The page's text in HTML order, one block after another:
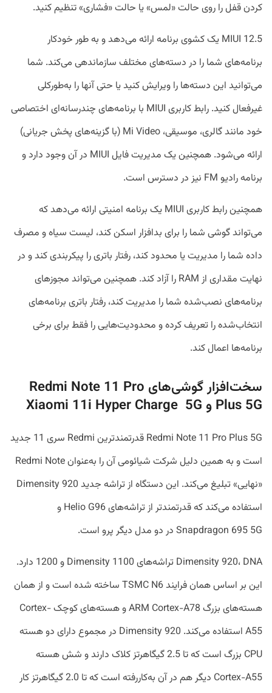
کردن قفل را روی حالت «لمس» یا حالت «فشاری» تنظیم کنید.
MIUI 12.5 یک کشوی برنامه ارائه می‌دهد و به طور خودکار
برنامه‌های شما را در دسته‌های مختلف سازماندهی می‌کند. شما
می‌توانید این دسته‌ها را ویرایش کنید یا حتی آنها را به‌طورکلی
غیرفعال کنید. رابط کاربری MIUI با برنامه‌های چندرسانه‌ای اختصاصی
خود مانند گالری، موسیقی، Mi Video (با گزینه‌های پخش جریانی)
ارائه می‌شود. همچنین یک مدیریت فایل MIUI در آن وجود دارد و
برنامه رادیو FM نیز در دسترس است.
همچنین رابط کاربری MIUI یک برنامه امنیتی ارائه می‌دهد که
می‌تواند گوشی شما را برای بدافزار اسکن کند، لیست سیاه و مصرف
داده شما را مدیریت یا محدود کند، رفتار باتری را پیکربندی کند و در
نهایت مقداری از RAM را آزاد کند. همچنین می‌تواند مجوزهای
برنامه‌های نصب‌شده شما را مدیریت کند، رفتار باتری برنامه‌های
انتخاب‌شده را تعریف کرده و محدودیت‌هایی را فقط برای برخی
برنامه‌ها اعمال کند.
سخت‌افزار گوشی‌های Redmi Note 11 Pro
Plus 5G و Xiaomi 11i Hyper Charge 5G
Redmi Note 11 Pro Plus 5G قدرتمندترین Redmi سری 11 جدید
است و به همین دلیل شرکت شیائومی آن را به‌عنوان Redmi Note
«نهایی» تبلیغ می‌کند. این دستگاه از تراشه جدید Dimensity 920
استفاده می‌کند که قدرتمندتر از تراشه‌های Helio G96 و
Snapdragon 695 5G در دو مدل دیگر پرو است.
Dimensity 920، DNA تراشه‌های Dimensity 1100 و 1200 دارد.
این بر اساس همان فرایند TSMC N6 ساخته شده است و از همان
هسته‌های بزرگ ARM Cortex-A78 و هسته‌های کوچک Cortex-
A55 استفاده می‌کند. Dimensity 920 در مجموع دارای دو هسته
CPU بزرگ است که تا 2.5 گیگاهرتز کلاک دارند و شش هسته
Cortex-A55 دیگر هم در آن به‌کاررفته است که تا 2.0 گیگاهرتز کار